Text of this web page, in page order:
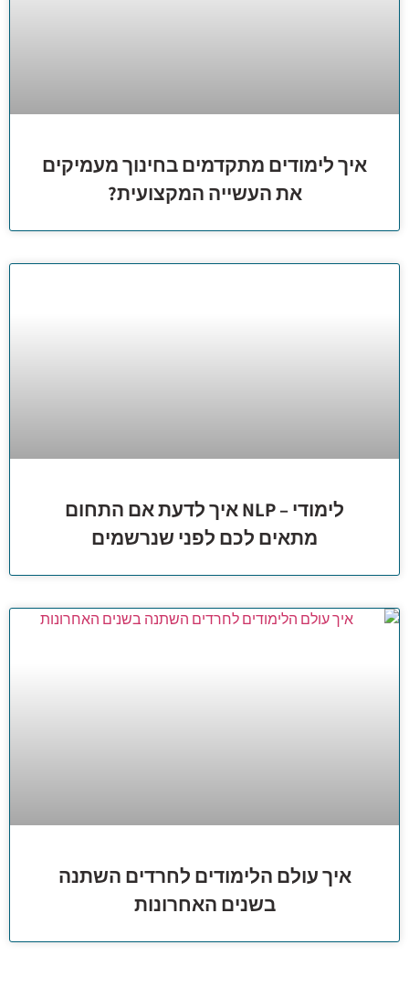
איך לימודים מתקדמים בחינוך מעמיקים
את העשייה המקצועית?
לימודי – NLP איך לדעת אם התחום
מתאים לכם לפני שנרשמים
איך עולם הלימודים לחרדים השתנה
בשנים האחרונות